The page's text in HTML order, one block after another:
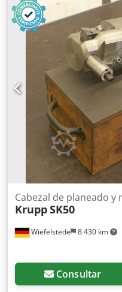
Wiefelstede 8.430 km
Cabezal de planeado y
KruppSK50
Consultar